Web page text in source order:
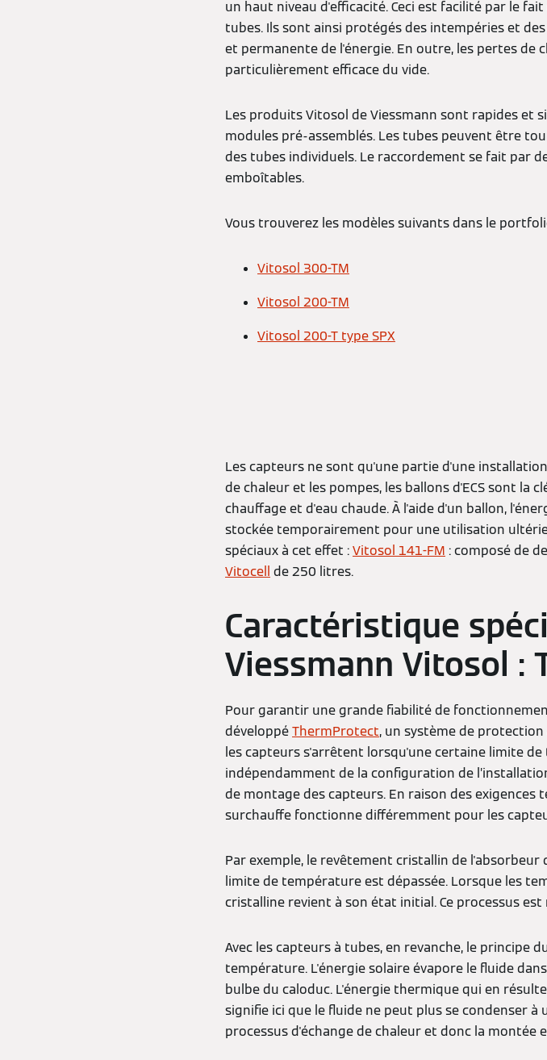
un haut niveau d'efficacité. Ceci est facilité par le
tubes. Ils sont ainsi protégés des intempéries et
et permanente de l'énergie. En outre, les pertes
particulièrement efficace du vide.
Les produits Vitosol de Viessmann sont rapides et
modules pré-assemblés. Les tubes peuvent être
des tubes individuels. Le raccordement se fait par
emboîtables.
Vous trouverez les modèles suivants dans le
Vitosol 300-TM
Vitosol 200-TM
Vitosol 200-T type SPX
Les capteurs ne sont qu'une partie d'une
de chaleur et les pompes, les ballons d'ECS sont
chauffage et d'eau chaude. À l'aide d'un ballon,
stockée temporairement pour une utilisation
spéciaux à cet effet :Vitosol 141-FM : composé de
Vitocell de 250 litres.
Caractéristique
Viessmann Vitosol :
Pour garantir une grande fiabilité de
développéThermProtect, un système de
les capteurs s'arrêtent lorsqu'une certaine limite
indépendamment de la configuration de
de montage des capteurs. En raison des
surchauffe fonctionne différemment pour les
Par exemple, le revêtement cristallin de l'absorbeur
limite de température est dépassée. Lorsque les
cristalline revient à son état initial. Ce processus
Avec les capteurs à tubes, en revanche, le principe
température. L'énergie solaire évapore le fluide
bulbe du caloduc. L'énergie thermique qui en
signifie ici que le fluide ne peut plus se condenser
processus d'échange de chaleur et donc la montée